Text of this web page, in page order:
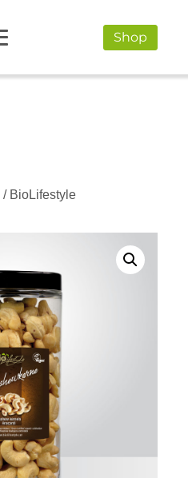
Shop
/ BioLifestyle